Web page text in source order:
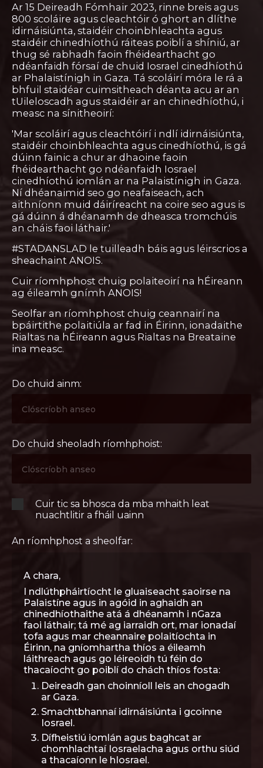
Ar 15 Deireadh Fómhair 2023, rinne breis agus
800 scoláire agus cleachtóir ó ghort an dlíthe
idirnáisiúnta, staidéir choinbhleachta agus
staidéir chinedhíothú ráiteas poiblí a shíniú, ar
thug sé rabhadh faoin fhéidearthacht go
ndéanfaidh fórsaí de chuid Iosrael cinedhíothú
ar Phalaistínigh in Gaza. Tá scoláirí móra le rá a
bhfuil staidéar cuimsitheach déanta acu ar an
tUileloscadh agus staidéir ar an chinedhíothú, i
measc na sínitheoirí:
'Mar scoláirí agus cleachtóirí i ndlí idirnáisiúnta,
staidéir choinbhleachta agus cinedhíothú, is gá
dúinn fainic a chur ar dhaoine faoin
fhéidearthacht go ndéanfaidh Iosrael
cinedhíothú iomlán ar na Palaistínigh in Gaza.
Ní dhéanaimid seo go neafaiseach, ach
aithníonn muid dáiríreacht na coire seo agus is
gá dúinn á dhéanamh de dheasca tromchúis
an cháis faoi láthair.'
#STADANSLAD le tuilleadh báis agus léirscrios a
sheachaint ANOIS.
Cuir ríomhphost chuig polaiteoirí na hÉireann
ag éileamh gnímh ANOIS!
Seolfar an ríomhphost chuig ceannairí na
bpáirtithe polaitiúla ar fad in Éirinn, ionadaithe
Rialtas na hÉireann agus Rialtas na Breataine
ina measc.
Do chuid ainm:
Do chuid sheoladh ríomhphoist:
Cuir tic sa bhosca da mba mhaith leat
nuachtlitir a fháil uainn
An ríomhphost a sheolfar:
A chara,
I ndlúthpháirtíocht le gluaiseacht saoirse na
Palaistíne agus in agóid in aghaidh an
chinedhíothaithe atá á dhéanamh i nGaza
faoi láthair; tá mé ag iarraidh ort, mar ionadaí
tofa agus mar cheannaire polaitíochta in
Éirinn, na gníomhartha thíos a éileamh
láithreach agus go léireoidh tú féin do
thacaíocht go poiblí do chách thíos fosta:
Deireadh gan choinníoll leis an chogadh
ar Gaza.
Smachtbhannaí idirnáisiúnta i gcoinne
Iosrael.
Dífheistiú iomlán agus baghcat ar
chomhlachtaí Iosraelacha agus orthu siúd
a thacaíonn le hIosrael.